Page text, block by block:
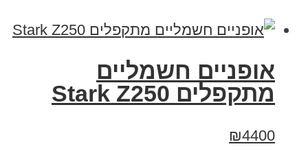
‏אופניים חשמליים
‏מתקפלים Stark Z250
₪4400